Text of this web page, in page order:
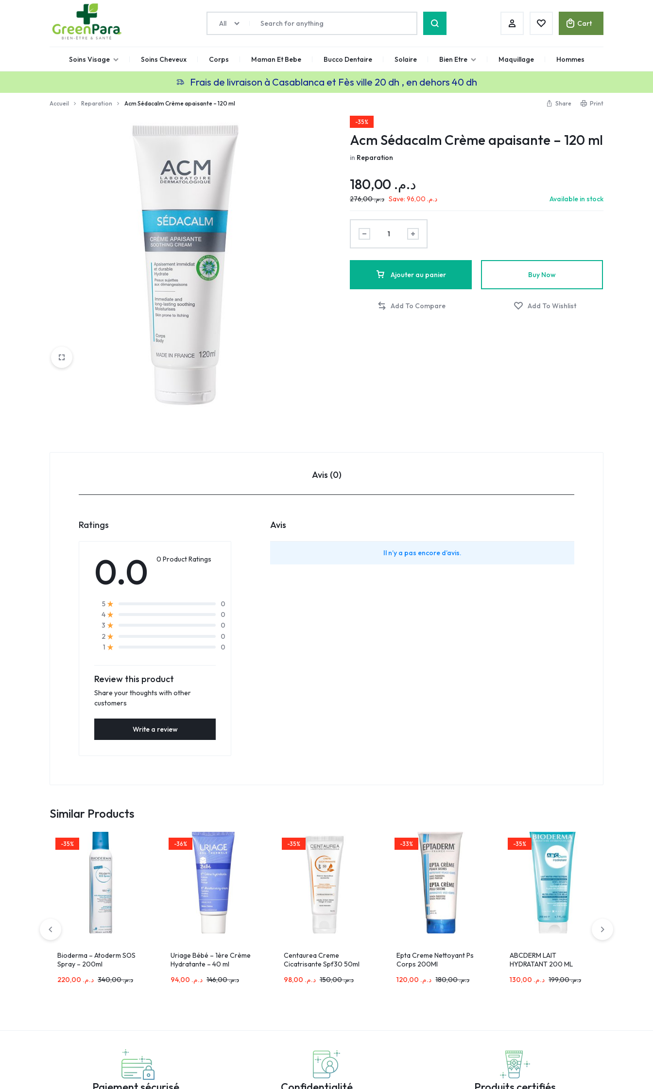
GREENPARA
Parapharmacie
Maroc
All Cart
Soins Visage Soins Cheveux Corps Maman Et Bebe Bucco Dentaire Solaire Bien Etre Maquillage Hommes
Frais de livraison à Casablanca et Fès ville 20 dh , en dehors 40 dh
Accueil Reparation Acm Sédacalm Crème apaisante – 120 ml Share Print
-35%
Acm Sédacalm Crème apaisante – 120 ml
in Reparation
د.م.
د.م.276,00 Save: د.م.96,00 Available in stock
Ajouter au panier Buy Now
Avis (0)
Ratings
0.0 0 Product Ratings
5
0
4
0
3
0
2
0
1
0
Review this product
Share your thoughts with other
customers
Write a review
Avis
Il n’y a pas encore d’avis.
Similar Products
-35%
Bioderma – Atoderm SOS
Spray – 200ml
د.م.
د.م.340,00
-36%
Uriage Bébé – 1ère Crème
Hydratante – 40 ml
د.م.
د.م.146,00
-35%
Centaurea Creme
Cicatrisante Spf30 50ml
د.م.
د.م.150,00
-33%
Epta Creme Nettoyant Ps
Corps 200Ml
د.م.
د.م.180,00
-35%
ABCDERM LAIT
HYDRATANT 200 ML
د.م.
د.م.199,00